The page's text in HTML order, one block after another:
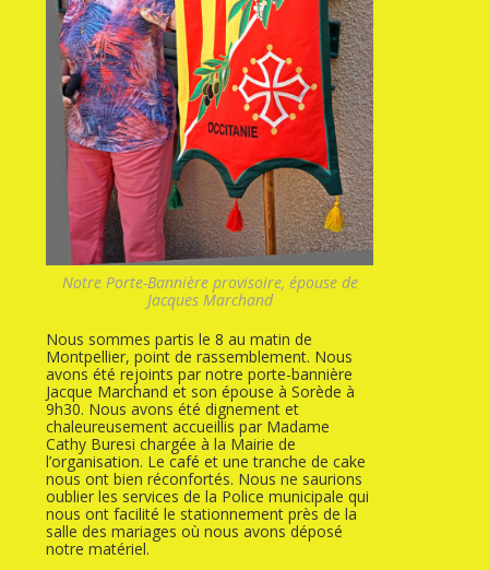
Notre Porte-Bannière provisoire, épouse de
Jacques Marchand
Nous sommes partis le 8 au matin de
Montpellier, point de rassemblement. Nous
avons été rejoints par notre porte-bannière
Jacque Marchand et son épouse à Sorède à
9h30. Nous avons été dignement et
chaleureusement accueillis par Madame
Cathy Buresi chargée à la Mairie de
l’organisation. Le café et une tranche de cake
nous ont bien réconfortés. Nous ne saurions
oublier les services de la Police municipale qui
nous ont facilité le stationnement près de la
salle des mariages où nous avons déposé
notre matériel.